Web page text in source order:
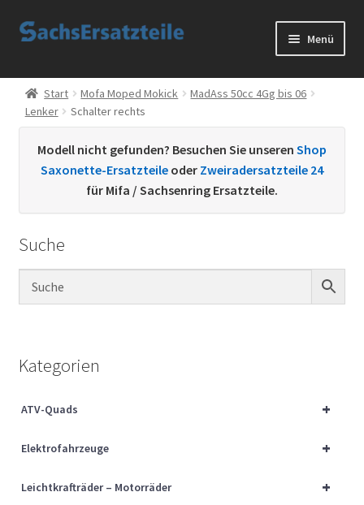
Zur
Zum
Menü
Start
AGB
Datenschutzerklärung
Kontakt
Sachs Ersatzteile
Über uns
Start Mofa Moped Mokick
MadAss 50cc 4Gg bis 06
Lenker
Schalter rechts
Modell nicht gefunden? Besuchen Sie unseren Shop
Saxonette-Ersatzteile oder Zweiradersatzteile 24
für Mifa / Sachsenring Ersatzteile.
Suche
Kategorien
+
ATV-Quads
+
Elektrofahrzeuge
+
Leichtkrafträder – Motorräder